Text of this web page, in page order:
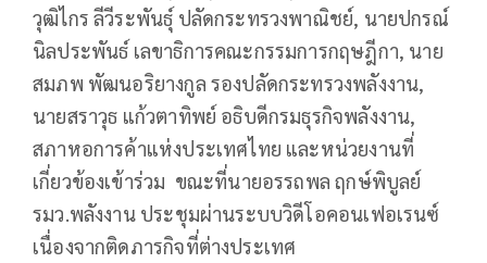
วุฒิไกร ลีวีระพันธุ์ ปลัดกระทรวงพาณิชย์, นายปกรณ์
นิลประพันธ์ เลขาธิการคณะกรรมการกฤษฎีกา, นาย
สมภพ พัฒนอริยางกูล รองปลัดกระทรวงพลังงาน,
นายสราวุธ แก้วตาทิพย์ อธิบดีกรมธุรกิจพลังงาน,
สภาหอการค้าแห่งประเทศไทย และหน่วยงานที่
เกี่ยวข้องเข้าร่วม ขณะที่นายอรรถพล ฤกษ์พิบูลย์
รมว.พลังงาน ประชุมผ่านระบบวิดีโอคอนเฟอเรนซ์
เนื่องจากติดภารกิจที่ต่างประเทศ